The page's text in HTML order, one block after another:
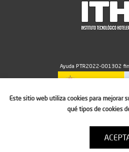
Ayuda PTR2022-001302
MICIU/AEI/10.13039/
Política de cookies
Este sitio web utiliza cookies para mejorar
qué tipos de cookies